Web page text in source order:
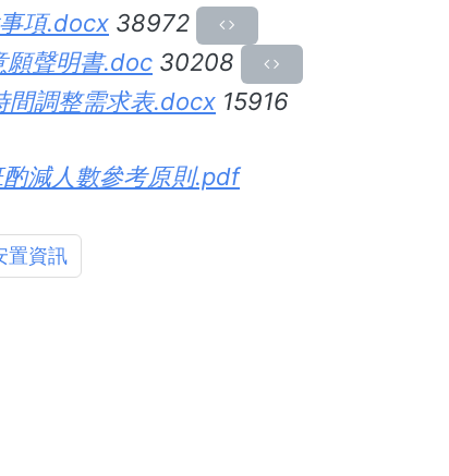
項.docx 38972
願聲明書.doc 30208
間調整需求表.docx 15916
減人數參考原則.pdf
置資訊